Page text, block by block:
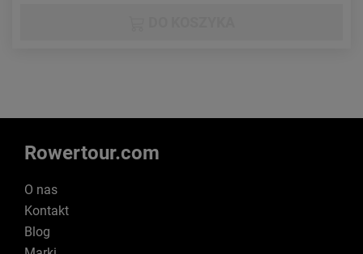
Rowertour.com
O nas
Kontakt
Blog